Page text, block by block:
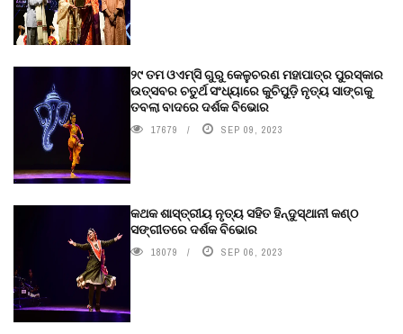
୨୯ ତମ ଓଏମ୍‌ସି ଗୁରୁ କେଳୁଚରଣ ମହାପାତ୍ର ପୁରସ୍କାର
ଉତ୍ସବର ଚତୁର୍ଥ ସଂଧ୍ୟାରେ କୁଚିପୁଡ଼ି ନୃତ୍ୟ ସାଙ୍ଗକୁ
ତବଲା ବାଦରେ ଦର୍ଶକ ବିଭୋର
17679 SEP 09, 2023
କଥକ ଶାସ୍ତ୍ରୀୟ ନୃତ୍ୟ ସହିତ ହିନ୍ଦୁସ୍ଥାନୀ କଣ୍ଠ
ସଙ୍ଗୀତରେ ଦର୍ଶକ ବିଭୋର
18079 SEP 06, 2023